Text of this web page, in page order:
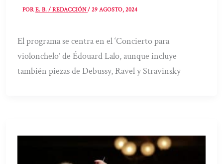
PORE. B. / REDACCIÓN/29 AGOSTO, 2024
El programa se centra en el ‘Concierto para
violonchelo’ de Édouard Lalo, aunque incluye
también piezas de Debussy, Ravel y Stravinsky